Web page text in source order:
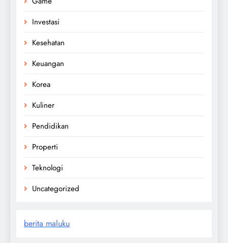
Investasi
Kesehatan
Keuangan
Korea
Kuliner
Pendidikan
Properti
Teknologi
Uncategorized
berita maluku